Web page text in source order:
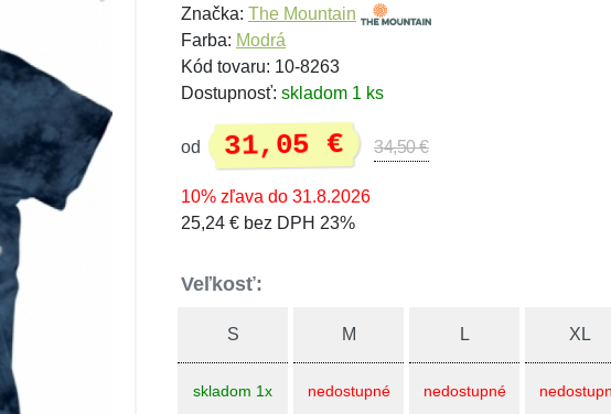
Značka: The Mountain
Farba: Modrá
Kód tovaru: 10-8263
Dostupnosť: skladom 1 ks
od 31,05 € 34,50 €
10% zľava do 31.8.2026
25,24 € bez DPH 23%
Veľkosť:
S
skladom 1x
M
nedostupné
L
nedostupné
XL